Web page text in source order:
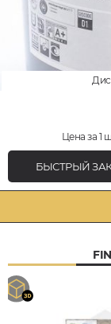
Цена за 1
БЫСТРЫЙ